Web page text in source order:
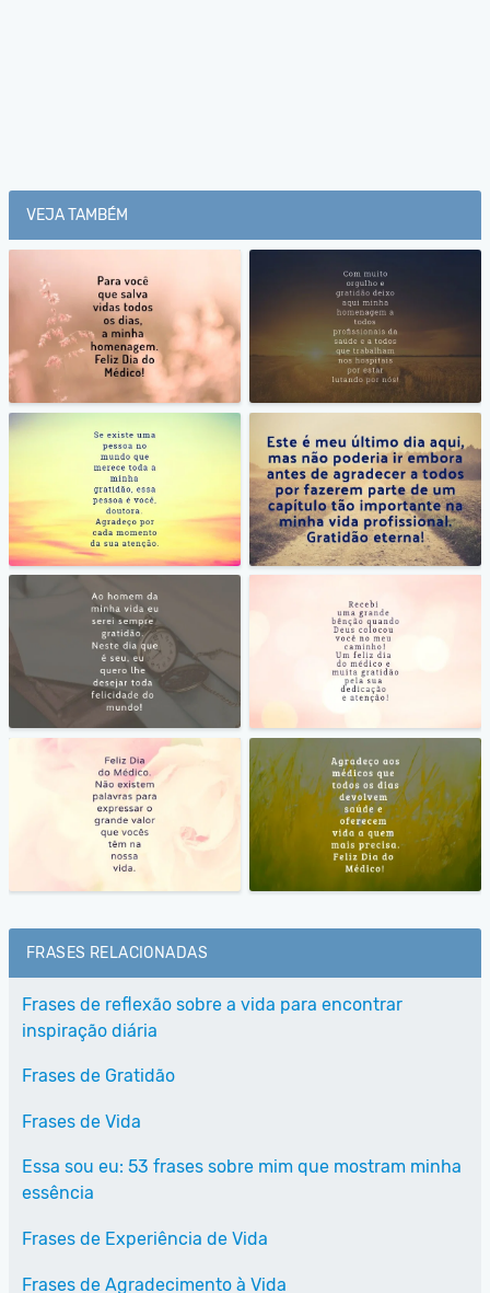
VEJA TAMBÉM
FRASES RELACIONADAS
Frases de reflexão sobre a vida para encontrar
inspiração diária
Frases de Gratidão
Frases de Vida
Essa sou eu: 53 frases sobre mim que mostram minha
essência
Frases de Experiência de Vida
Frases de Agradecimento à Vida